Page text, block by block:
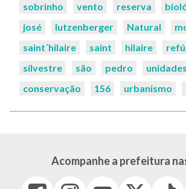
sobrinho
vento reserva
josé
lutzenberger Natural
saint´hilaire
saint hilaire
silvestre
são pedro
unidades
conservação
156 urbanismo
Acompanhe a prefeitura
FacebookInstagram
Tiktok